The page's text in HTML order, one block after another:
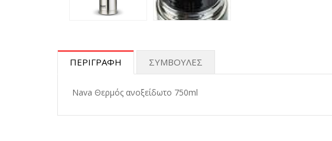
ΠΕΡΙΓΡΑΦΗ ΣΥΜΒΟΥΛΕΣ
Nava Θερμός ανοξείδωτο 750ml